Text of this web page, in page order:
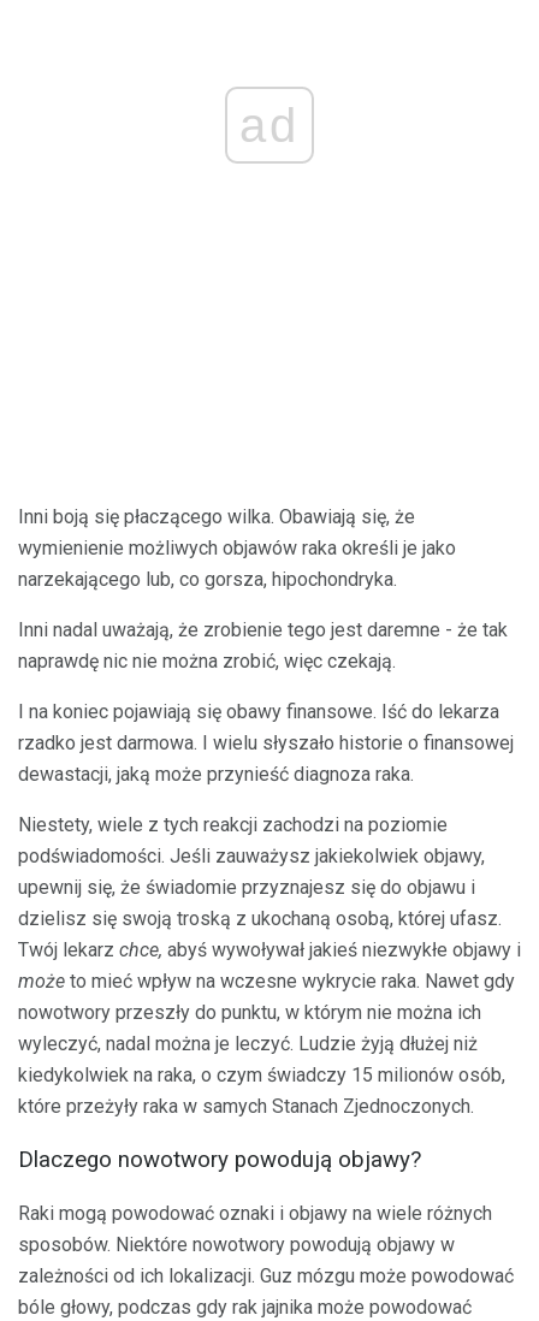
ad
Inni boją się płaczącego wilka. Obawiają się, że
wymienienie możliwych objawów raka określi je jako
narzekającego lub, co gorsza, hipochondryka.
Inni nadal uważają, że zrobienie tego jest daremne - że tak
naprawdę nic nie można zrobić, więc czekają.
I na koniec pojawiają się obawy finansowe. Iść do lekarza
rzadko jest darmowa. I wielu słyszało historie o finansowej
dewastacji, jaką może przynieść diagnoza raka.
Niestety, wiele z tych reakcji zachodzi na poziomie
podświadomości. Jeśli zauważysz jakiekolwiek objawy,
upewnij się, że świadomie przyznajesz się do objawu i
dzielisz się swoją troską z ukochaną osobą, której ufasz.
Twój lekarz chce, abyś wywoływał jakieś niezwykłe objawy i
może to mieć wpływ na wczesne wykrycie raka. Nawet gdy
nowotwory przeszły do ​​punktu, w którym nie można ich
wyleczyć, nadal można je leczyć. Ludzie żyją dłużej niż
kiedykolwiek na raka, o czym świadczy 15 milionów osób,
które przeżyły raka w samych Stanach Zjednoczonych.
Dlaczego nowotwory powodują objawy?
Raki mogą powodować oznaki i objawy na wiele różnych
sposobów. Niektóre nowotwory powodują objawy w
zależności od ich lokalizacji. Guz mózgu może powodować
bóle głowy, podczas gdy rak jajnika może powodować